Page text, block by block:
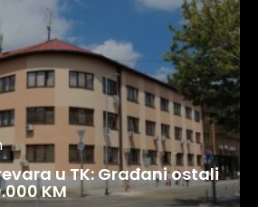
u TK: Građani ostali
KM